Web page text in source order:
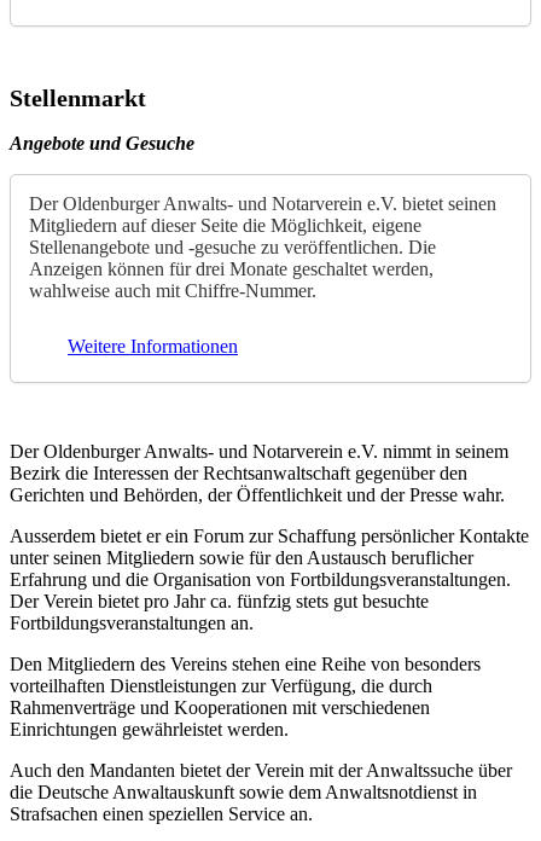
Stellenmarkt
Angebote und Gesuche
Der Oldenburger Anwalts- und Notarverein e.V. bietet seinen
Mitgliedern auf dieser Seite die Möglichkeit, eigene
Stellenangebote und -gesuche zu veröffentlichen. Die
Anzeigen können für drei Monate geschaltet werden,
wahlweise auch mit Chiffre-Nummer.
Weitere Informationen
Der Oldenburger Anwalts- und Notarverein e.V. nimmt in seinem
Bezirk die Interessen der Rechtsanwaltschaft gegenüber den
Gerichten und Behörden, der Öffentlichkeit und der Presse wahr.
Ausserdem bietet er ein Forum zur Schaffung persönlicher Kontakte
unter seinen Mitgliedern sowie für den Austausch beruflicher
Erfahrung und die Organisation von Fortbildungsveranstaltungen.
Der Verein bietet pro Jahr ca. fünfzig stets gut besuchte
Fortbildungsveranstaltungen an.
Den Mitgliedern des Vereins stehen eine Reihe von besonders
vorteilhaften Dienstleistungen zur Verfügung, die durch
Rahmenverträge und Kooperationen mit verschiedenen
Einrichtungen gewährleistet werden.
Auch den Mandanten bietet der Verein mit der Anwaltssuche über
die Deutsche Anwaltauskunft sowie dem Anwaltsnotdienst in
Strafsachen einen speziellen Service an.